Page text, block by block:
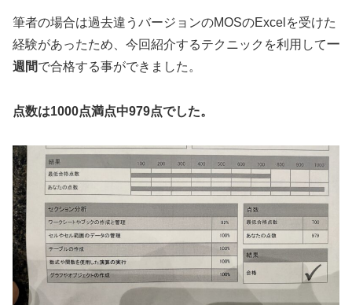
筆者の場合は過去違うバージョンのMOSのExcelを受けた
経験があったため、今回紹介するテクニックを利用して一
週間で合格する事ができました。
点数は1000点満点中979点でした。